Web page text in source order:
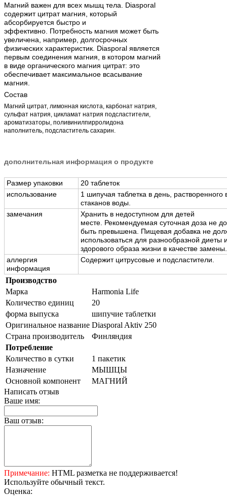
Магний важен для всех мышц тела. Diasporal
содержит цитрат магния, который
абсорбируется быстро и
эффективно. Потребность магния может быть
увеличена, например, долгосрочных
физических характеристик. Diasporal является
первым соединения магния, в котором магний
в виде органического магния цитрат: это
обеспечивает максимальное всасывание
магния.
Состав
Магний цитрат, лимонная кислота, карбонат натрия,
сульфат натрия, цикламат натрия подсластители,
ароматизаторы, поливинилпирролидона
наполнитель, подсластитель сахарин.
дополнительная информация о продукте
Размер упаковки
20 таблеток
использование
1 шипучая таблетка в день, растворенного
стаканов воды.
замечания
Хранить в недоступном для детей
месте. Рекомендуемая суточная доза не
быть превышена. Пищевая добавка не
использоваться для разнообразной диеты
здорового образа жизни в качестве замены.
аллергия
информация
Содержит цитрусовые и подсластители.
Производство
Марка
Harmonia Life
Количество единиц
20
форма выпуска
шипучие таблетки
Оригинальное название Diasporal Aktiv 250
Страна производитель
Финляндия
Потребление
Количество в сутки
1 пакетик
Назначение
МЫШЦЫ
Основной компонент
МАГНИЙ
Написать отзыв
Ваше имя:
Ваш отзыв:
Примечание: HTML разметка не поддерживается!
Используйте обычный текст.
Оценка: